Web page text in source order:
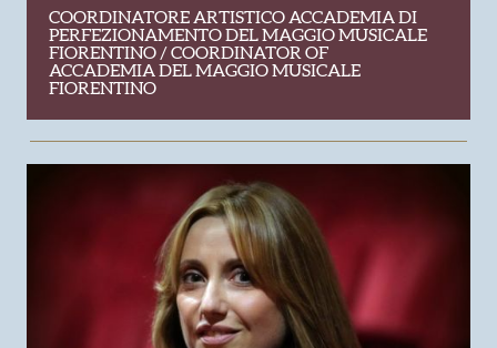
COORDINATORE ARTISTICO ACCADEMIA DI
PERFEZIONAMENTO DEL MAGGIO MUSICALE
FIORENTINO / COORDINATOR OF
ACCADEMIA DEL MAGGIO MUSICALE
FIORENTINO